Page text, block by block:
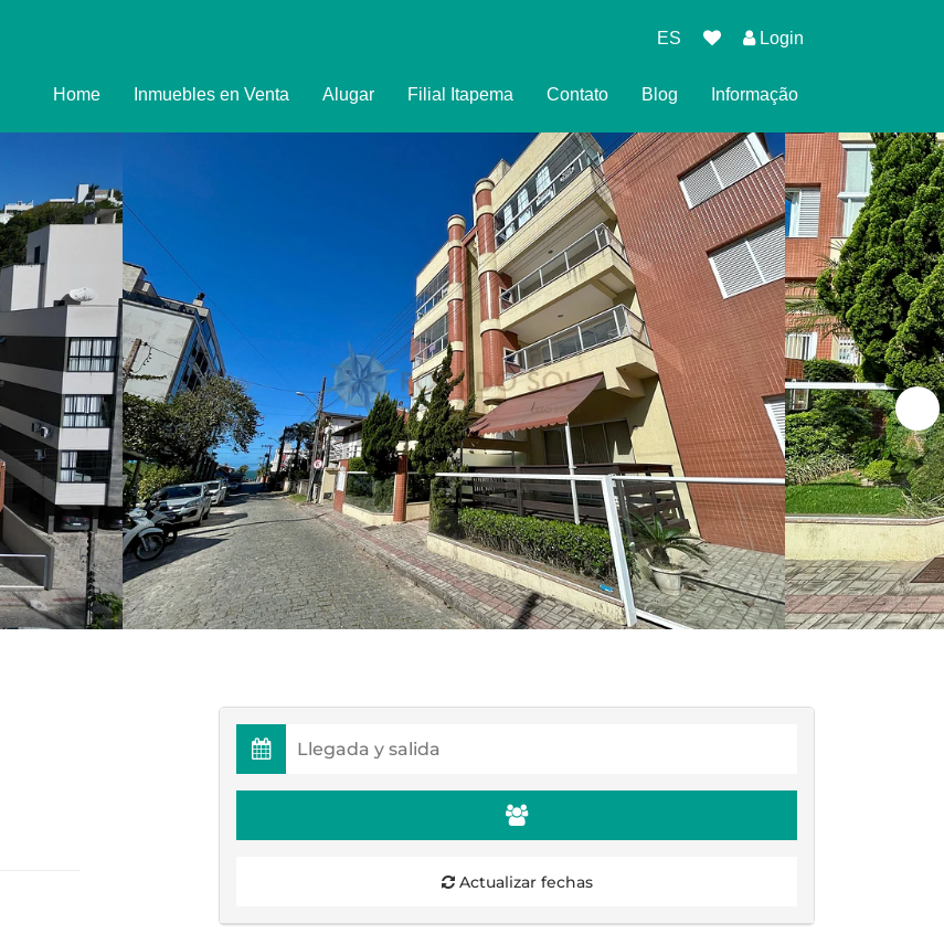
ES Login
Home Inmuebles en Venta Alugar
Imóveis
Política de Privacidade
Termo e Condições para Reservar
Filial Itapema Contato Blog Informação
Actualizar fechas